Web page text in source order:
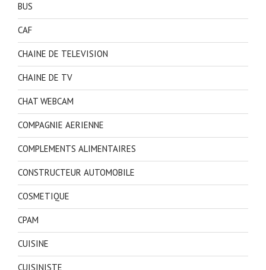
BUS
CAF
CHAINE DE TELEVISION
CHAINE DE TV
CHAT WEBCAM
COMPAGNIE AERIENNE
COMPLEMENTS ALIMENTAIRES
CONSTRUCTEUR AUTOMOBILE
COSMETIQUE
CPAM
CUISINE
CUISINISTE